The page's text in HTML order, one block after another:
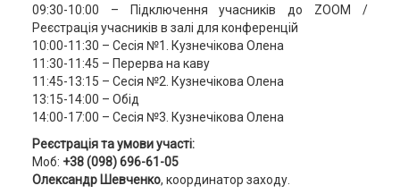
09:30-10:00 – Підключення учасників до ZOOM /
Реєстрація учасників в залі для конференцій
10:00-11:30 – Сесія №1. Кузнечікова Олена
11:30-11:45 – Перерва на каву
11:45-13:15 – Сесія №2. Кузнечікова Олена
13:15-14:00 – Обід
14:00-17:00 – Сесія №3. Кузнечікова Олена
Реєстрація та умови участі:
Моб: +38 (098) 696-61-05
Олександр Шевченко, координатор заходу.